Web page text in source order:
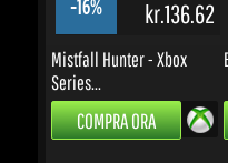
COMPRA ORA